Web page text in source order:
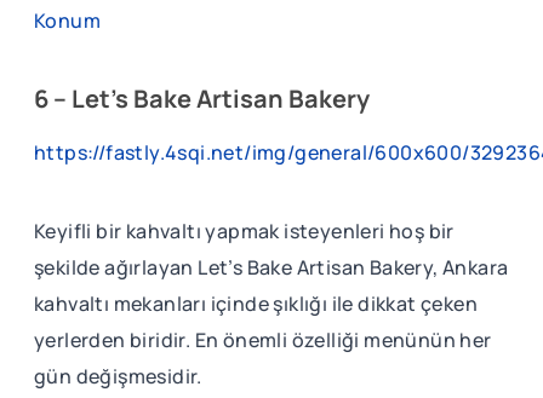
Konum
6 – Let’s Bake Artisan Bakery
https://fastly.4sqi.net/img/general/600x600/
Keyifli bir kahvaltı yapmak isteyenleri hoş bir
şekilde ağırlayan Let’s Bake Artisan Bakery, Ankara
kahvaltı mekanları içinde şıklığı ile dikkat çeken
yerlerden biridir. En önemli özelliği menünün her
gün değişmesidir.